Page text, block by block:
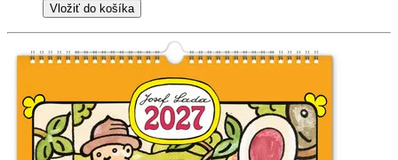
Vložiť do košíka